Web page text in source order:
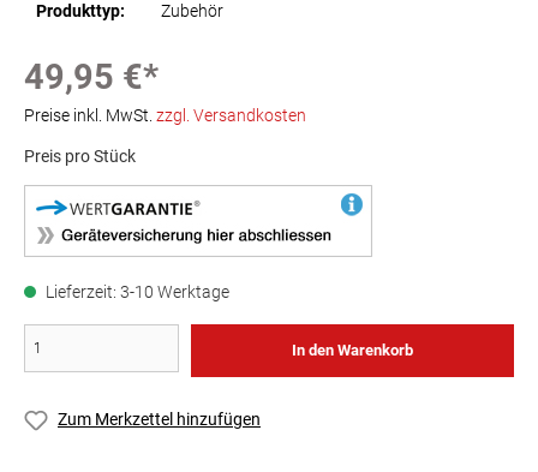
Produkttyp: Zubehör
49,95 €*
Preise inkl. MwSt. zzgl. Versandkosten
Preis pro Stück
Lieferzeit: 3-10 Werktage
In den Warenkorb
Zum Merkzettel hinzufügen